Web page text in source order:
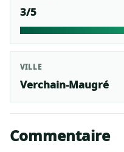
3/5
VILLE
Verchain-Maugré
Commentaire